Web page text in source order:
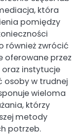
która
pomiędzy
również zwrócić
przez
instytucje
osoby w trudnej
wieloma
którzy
metody
potrzeb.